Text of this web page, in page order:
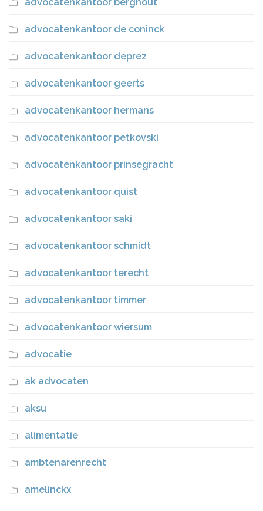
advocatenkantoor de coninck
advocatenkantoor deprez
advocatenkantoor geerts
advocatenkantoor hermans
advocatenkantoor petkovski
advocatenkantoor prinsegracht
advocatenkantoor quist
advocatenkantoor saki
advocatenkantoor schmidt
advocatenkantoor terecht
advocatenkantoor timmer
advocatenkantoor wiersum
advocatie
ak advocaten
aksu
alimentatie
ambtenarenrecht
amelinckx